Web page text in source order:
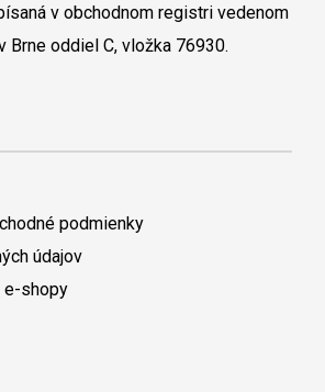
v obchodnom registri vedenom
Brne oddiel C, vložka 76930.
podmienky
údajov
e-shopy